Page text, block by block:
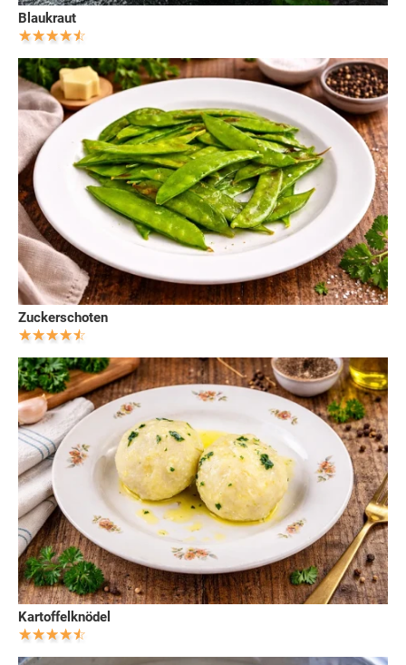
Blaukraut
Zuckerschoten
Kartoffelknödel